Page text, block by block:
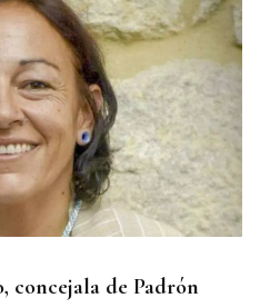
concejala de Padrón